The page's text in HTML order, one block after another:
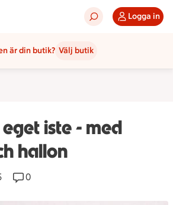
Logga in
är din butik? Välj butik
iste - med
hallon
Receptet har 0 kommentarer
0